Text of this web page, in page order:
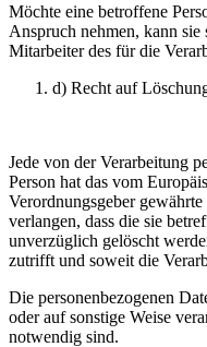
Möchte eine betroffene
Anspruch nehmen, kann sie
Mitarbeiter des für die
d) Recht auf
Jede von der Verarbeitung
Person hat das vom
Verordnungsgeber
verlangen, dass die sie
unverzüglich gelöscht
zutrifft und soweit die
Die personenbezogenen
oder auf sonstige Weise
notwendig sind.